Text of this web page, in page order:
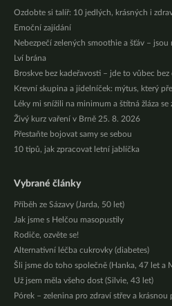
Ozdobte si talíř: 10 jedlých, krásných i
Emoční zajídání
Nebezpečí zelených smoothie a šťáv –
Lví brána
Broskve bez kadeřavosti – jde to vůbec bez
Krevní skupina a jídelníček: mýtus, který
Léky mi snížili na minimum a štítná žláza
Živý kurz vaření v Brně 25. 8. 2026
Přestaňte bojovat samy se sebou
10 tipů, jak zpracovat letní jablíčka
Vybrané články
Příběh ze Sázavy (Jarda, 50 let)
Jak jsme s Helčou masopustily
Rodiče, ozvěte se!
Alternativní léčba cukrovky (diabetes)
Šli jsme do toho společně (Hanka, 47 let a
Už jsem měla všeho dost (Silvie, 43 let)
Pórek – zelenina pro zdraví střev a krásnou